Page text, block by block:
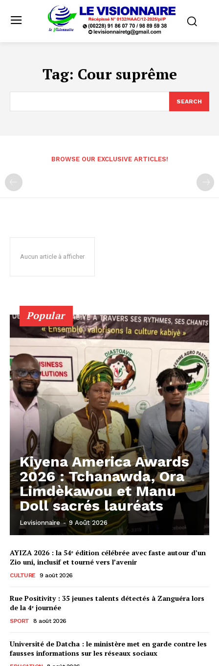
Tag: Cour suprême
SEARCH
BROWSE OUR EXCLUSIVE ARTICLES!
Aucun article à afficher
Popular
Kiyena America Awards
2026 : Tchanawda, Ora
Limdèkawou et Manu
Doll sacrés lauréats
Levisionnaire - 9 Août 2026
AYIZA 2026 : la 54ᵉ édition célébrée avec faste autour d’un
Zio uni, inclusif et tourné vers l’avenir
CULTURE 9 août 2026
Rue Positivity : 35 jeunes talents détectés à Zanguéra lors
de la 4ᵉ journée
SPORT 8 août 2026
Université de Datcha : le ministère met en garde contre les
fausses informations sur les réseaux sociaux